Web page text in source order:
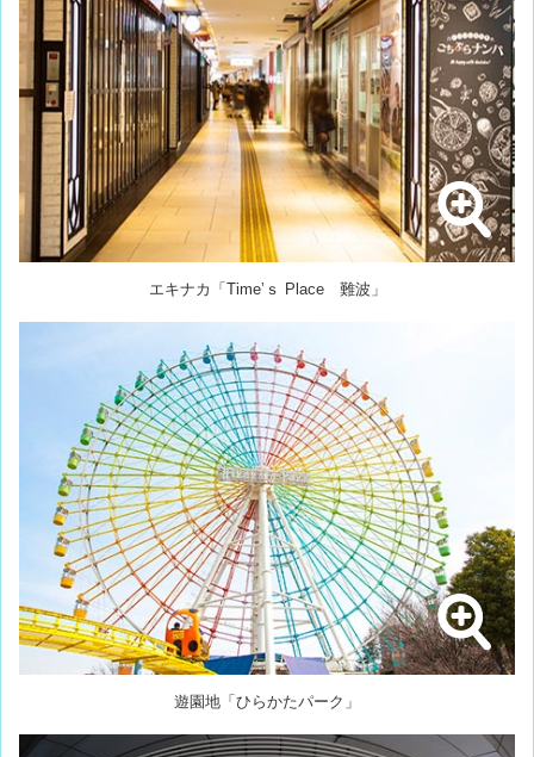
エキナカ「Time’ｓ Place 難波」
遊園地「ひらかたパーク」